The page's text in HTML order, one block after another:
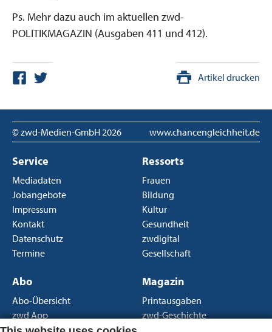
Ps. Mehr dazu auch im aktuellen zwd-
POLITIKMAGAZIN (Ausgaben 411 und 412).
Artikel drucken
© zwd-Medien-GmbH2026 www.chancengleichheit.de
Service
Mediadaten
Jobangebote
Impressum
Kontakt
Datenschutz
Termine
Ressorts
Frauen
Bildung
Kultur
Gesundheit
zwdigital
Gesellschaft
Abo
Abo-Übersicht
zwd App
Magazin
Printausgaben
zwd-Geschichte